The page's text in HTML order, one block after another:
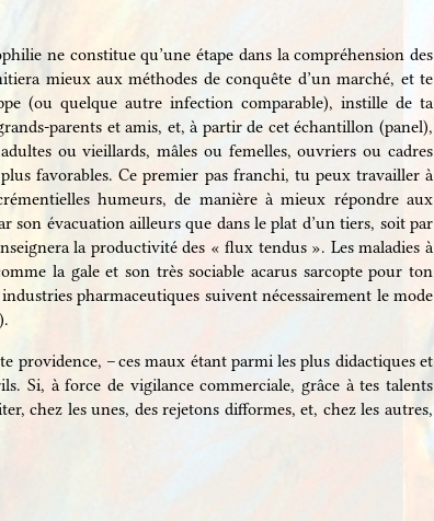
ne constitue qu’une étape dans la compréhension des
mieux aux méthodes de conquête d’un marché, et te
(ou quelque autre infection comparable), instille de ta
parents et amis, et, à partir de cet échantillon (panel),
ou vieillards, mâles ou femelles, ouvriers ou cadres
favorables. Ce premier pas franchi, tu peux travailler à
humeurs, de manière à mieux répondre aux
son évacuation ailleurs que dans le plat d’un tiers, soit par
la productivité des « flux tendus ». Les maladies à
la gale et son très sociable acarus sarcopte pour ton
pharmaceutiques suivent nécessairement le mode
providence, – ces maux étant parmi les plus didactiques et
Si, à force de vigilance commerciale, grâce à tes talents
chez les unes, des rejetons difformes, et, chez les autres,